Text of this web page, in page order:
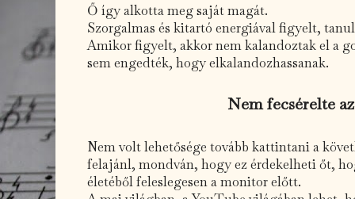
Ő így alkotta meg saját magát.
Szorgalmas és kitartó energiával figyelt,
Amikor figyelt, akkor nem kalandoztak el a
sem engedték, hogy elkalandozhassanak.
Nem fecsérelte
Nem volt lehetősége tovább kattintani a
felajánl, mondván, hogy ez érdekelheti őt,
életéből feleslegesen a monitor előtt.